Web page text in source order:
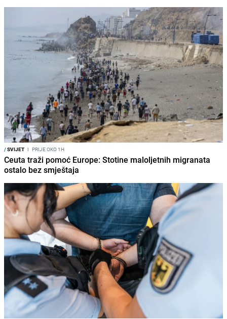
/SVIJET I PRIJE OKO 1H
Ceuta traži pomoć Europe: Stotine maloljetnih migranata
ostalo bez smještaja